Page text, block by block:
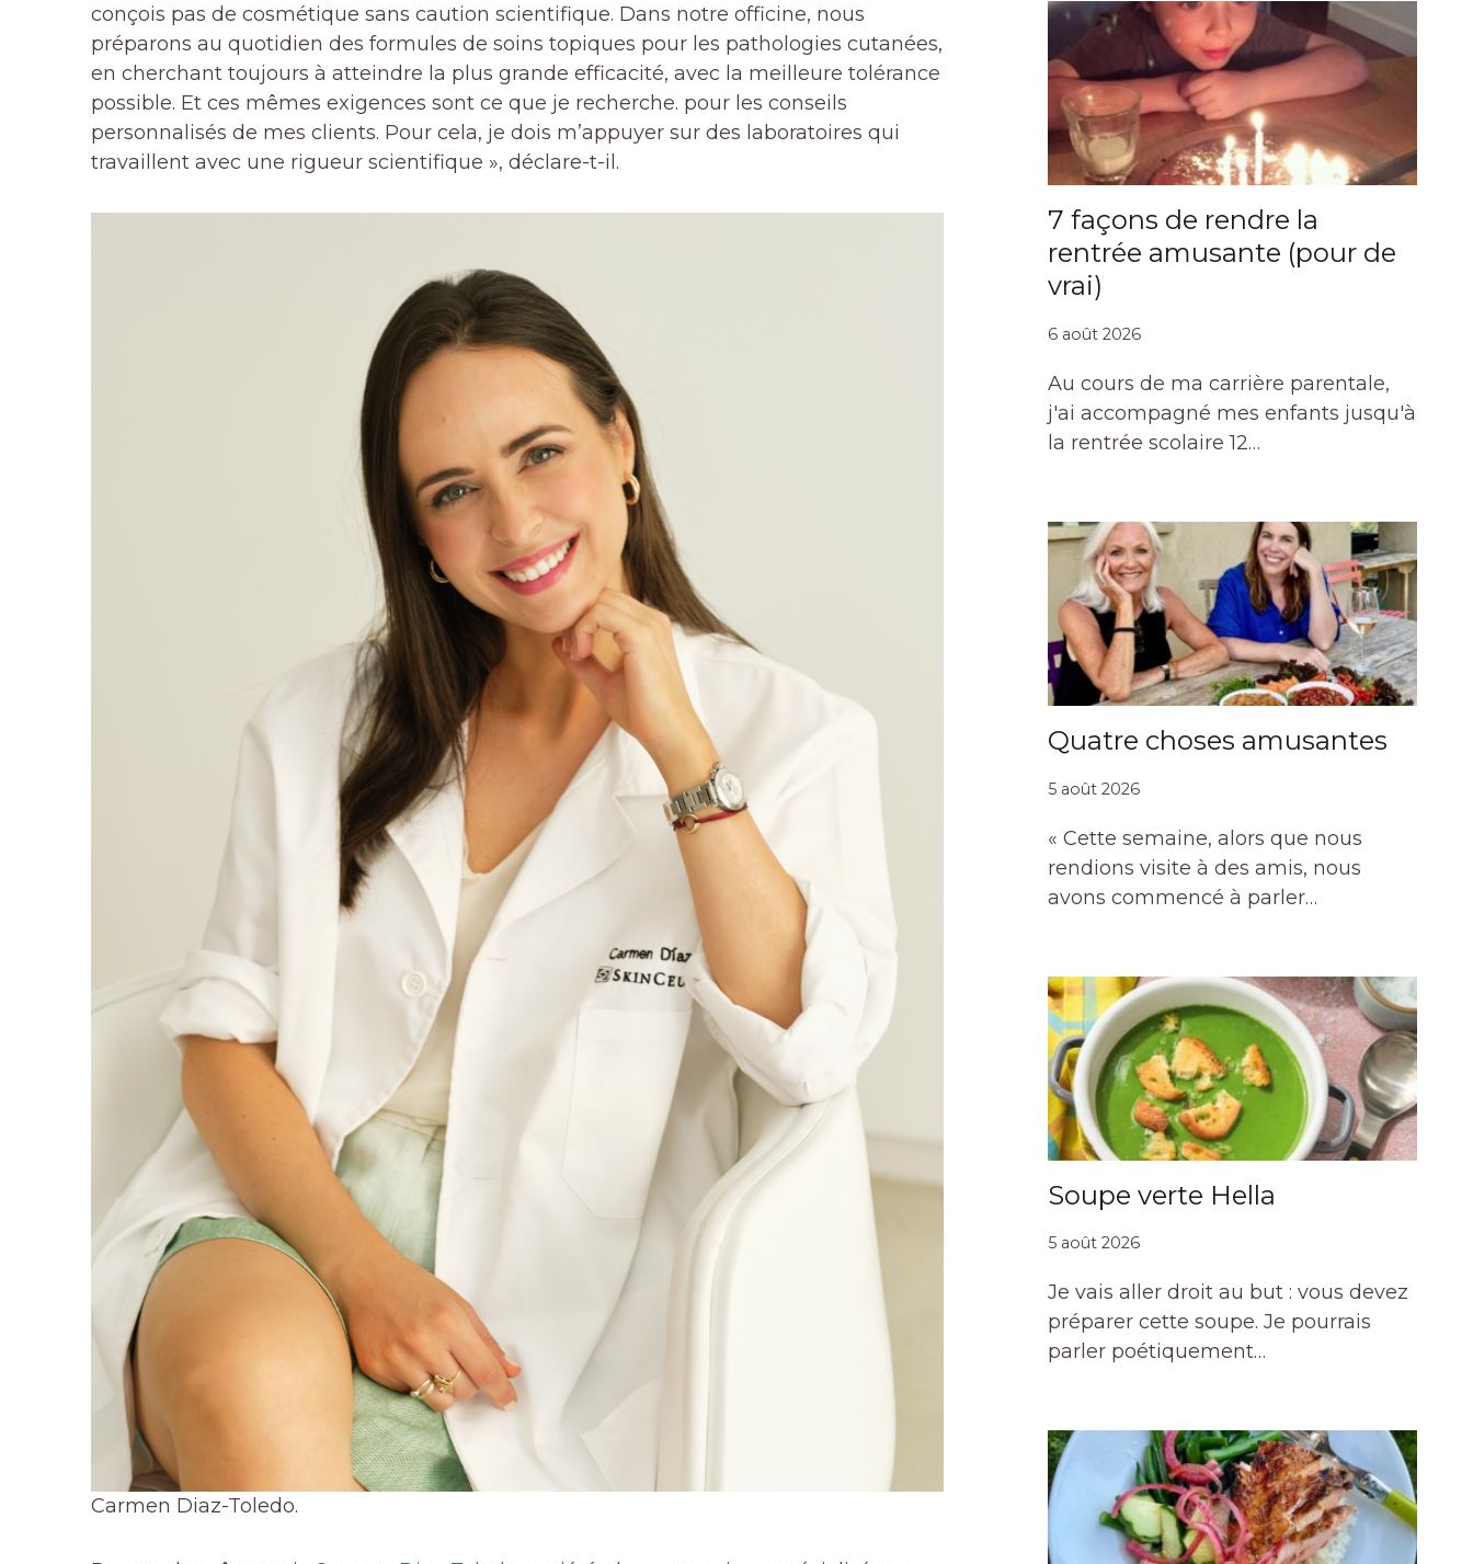
conçois pas de cosmétique sans caution scientifique. Dans notre officine, nous
préparons au quotidien des formules de soins topiques pour les pathologies cutanées,
en cherchant toujours à atteindre la plus grande efficacité, avec la meilleure tolérance
possible. Et ces mêmes exigences sont ce que je recherche. pour les conseils
personnalisés de mes clients. Pour cela, je dois m’appuyer sur des laboratoires qui
travaillent avec une rigueur scientifique », déclare-t-il.
Carmen Diaz-Toledo.
7 façons de rendre la
rentrée amusante (pour de
vrai)
6 août 2026
Au cours de ma carrière parentale,
j'ai accompagné mes enfants jusqu'à
la rentrée scolaire 12…
Quatre choses amusantes
5 août 2026
« Cette semaine, alors que nous
rendions visite à des amis, nous
avons commencé à parler…
Soupe verte Hella
5 août 2026
Je vais aller droit au but : vous devez
préparer cette soupe. Je pourrais
parler poétiquement…